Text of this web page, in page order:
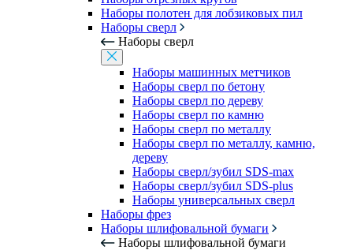
Наборы полотен для лобзиковых пил
Наборы сверл
Наборы сверл
Наборы машинных метчиков
Наборы сверл по бетону
Наборы сверл по дереву
Наборы сверл по камню
Наборы сверл по металлу
Наборы сверл по металлу, камню,
дереву
Наборы сверл/зубил SDS-max
Наборы сверл/зубил SDS-plus
Наборы универсальных сверл
Наборы фрез
Наборы шлифовальной бумаги
Наборы шлифовальной бумаги